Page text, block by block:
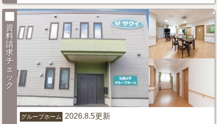
資
料
請
求
チ
ェ
ッ
ク
グループホーム 2026.8.5更新